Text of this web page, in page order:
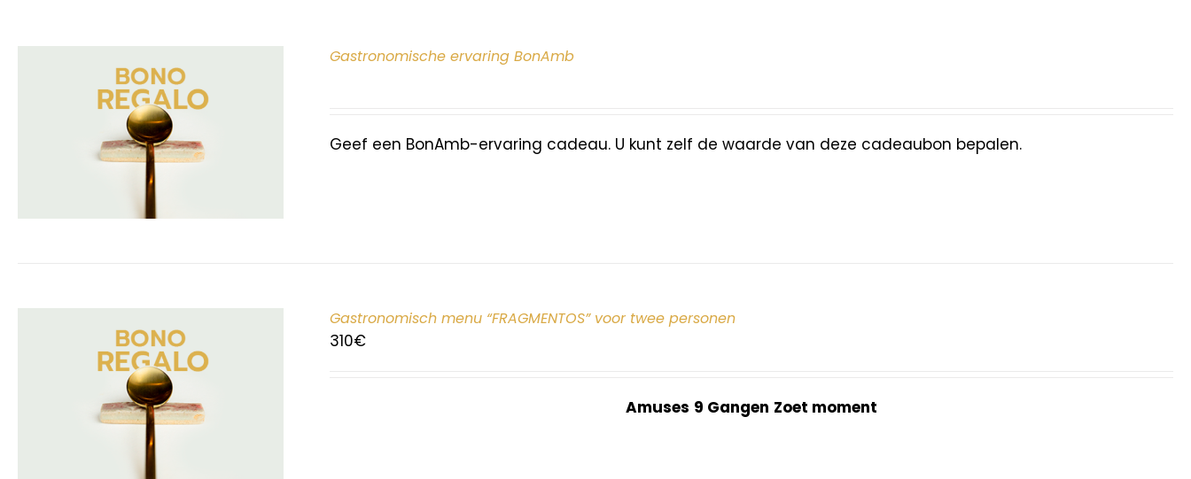
Gastronomische ervaring BonAmb
Geef een BonAmb-ervaring cadeau. U kunt zelf de waarde van deze cadeaubon bepalen.
Gastronomisch menu “FRAGMENTOS” voor twee personen
310€
Amuses 9 Gangen Zoet moment